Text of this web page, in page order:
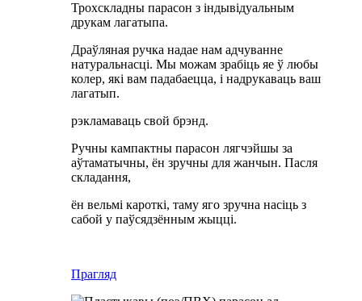
Трохскладны парасон з індывідуальным
друкам лагатыпа.
Драўляная ручка надае нам адчуванне
натуральнасці. Мы можам зрабіць яе ў любы
колер, які вам падабаецца, і надрукаваць ваш
лагатып.
рэкламаваць свой брэнд.
Ручны кампактны парасон лягчэйшы за
аўтаматычны, ён зручны для жанчын. Пасля
складання,
ён вельмі кароткі, таму яго зручна насіць з
сабой у паўсядзённым жыцці.
Прагляд